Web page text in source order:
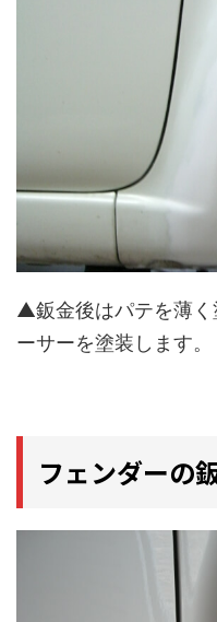
▲鈑金後はパテを薄く
ーサーを塗装します。
フェンダーの